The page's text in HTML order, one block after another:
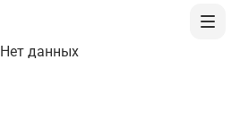
Нет данных